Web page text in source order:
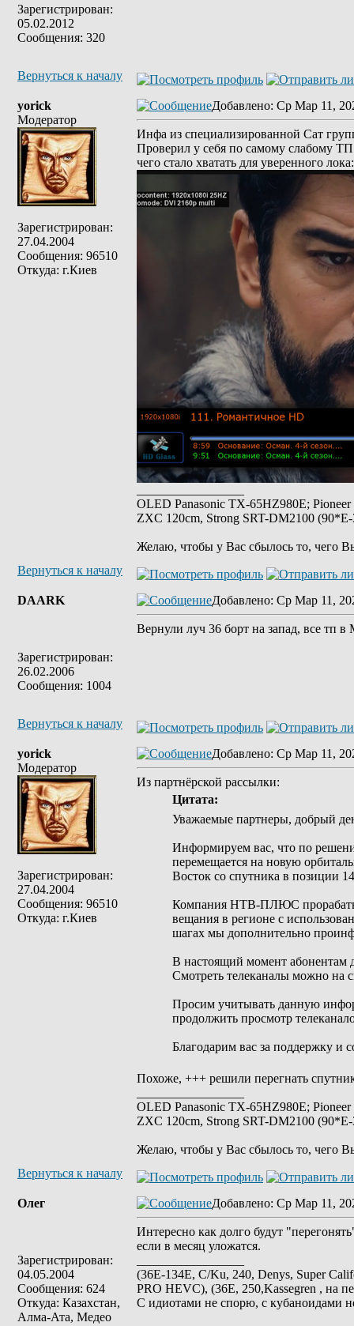
Зарегистрирован:
05.02.2012
Сообщения: 320
Вернуться к началу
yorick
Модератор
Зарегистрирован:
27.04.2004
Сообщения: 96510
Откуда: г.Киев
Добавлено: Ср Мар 11,
Инфа из специализированной Сат
Проверил у себя по самому слабому
чего стало хватать для уверенного лока:
OLED Panasonic TX-65HZ980E;
ZXC 120cm, Strong SRT-DM2100
Желаю, чтобы у Вас сбылось то, чего
Вернуться к началу
DAARK
Зарегистрирован:
26.02.2006
Сообщения: 1004
Добавлено: Ср Мар 11,
Вернули луч 36 борт на запад, все тп
Вернуться к началу
yorick
Модератор
Зарегистрирован:
27.04.2004
Сообщения: 96510
Откуда: г.Киев
Добавлено: Ср Мар 11,
Из партнёрской рассылки:
Цитата:
Уважаемые партнеры, добрый
Информируем вас, что по
перемещается на новую
Восток со спутника в позиции
Компания НТВ-ПЛЮС
вещания в регионе с
шагах мы дополнительно
В настоящий момент абонентам
Смотреть телеканалы можно на
Просим учитывать данную
продолжить просмотр
Благодарим вас за поддержку и
Похоже, +++ решили перегнать
OLED Panasonic TX-65HZ980E;
ZXC 120cm, Strong SRT-DM2100
Желаю, чтобы у Вас сбылось то, чего
Вернуться к началу
Олег
Зарегистрирован:
04.05.2004
Сообщения: 624
Откуда: Казахстан,
Алма-Ата, Медео
Добавлено: Ср Мар 11,
Интересно как долго будут
если в месяц уложатся.
(36E-134E, C/Ku, 240, Denys, Super
PRO HEVC), (36E, 250,Kassegren , на
С идиотами не спорю, с кубаноидами